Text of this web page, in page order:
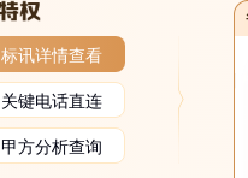
标讯详情查看
关键电话直连
甲方分析查询